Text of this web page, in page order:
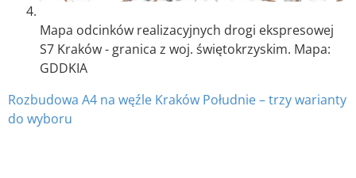
Mapa odcinków realizacyjnych drogi ekspresowej
S7 Kraków - granica z woj. świętokrzyskim. Mapa:
GDDKIA
Rozbudowa A4 na węźle Kraków Południe – trzy warianty
do wyboru